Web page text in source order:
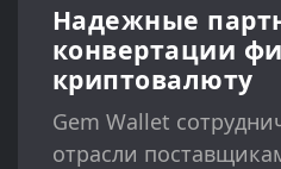
Надежные
конвертации
криптовалюту
Gem Wallet
отрасли